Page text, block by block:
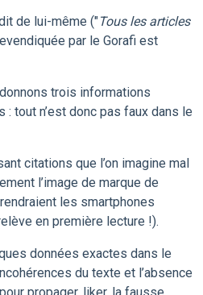
de lui-même ("Tous les articles
par le Gorafi est
trois informations
tout n’est donc pas faux dans le
citations que l’on imagine mal
l’image de marque de
les smartphones
en première lecture !).
données exactes dans le
du texte et l’absence